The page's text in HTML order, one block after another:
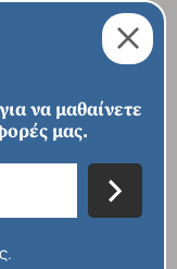
να μαθαίνετε
μας.
› ΕΛΛΆΔΑ